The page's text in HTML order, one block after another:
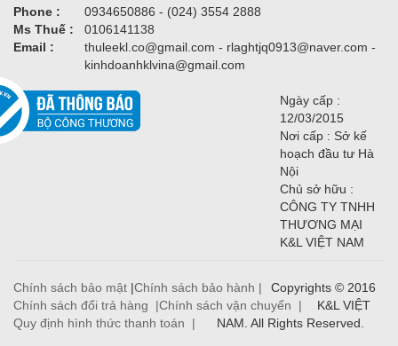
Phone :
0934650886 - (024) 3554 2888
Ms Thuế :
0106141138
Email :
thuleekl.co@gmail.com - rlaghtjq0913@naver.com -
kinhdoanhklvina@gmail.com
Ngày cấp :
12/03/2015
Nơi cấp : Sở kế
hoạch đầu tư Hà
Nội
Chủ sở hữu :
CÔNG TY TNHH
THƯƠNG MẠI
K&L VIỆT NAM
Chính sách bảo mật |Chính sách bảo hành |
Chính sách đổi trả hàng |Chính sách vận chuyển |
Quy định hình thức thanh toán |
Copyrights © 2016
K&L VIỆT
NAM. All Rights Reserved.